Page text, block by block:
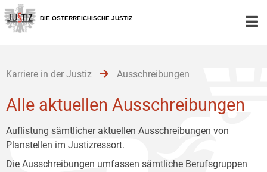
Zur
Hauptnavigation
[1]
Zum
Inhalt
[2]
Zum
Untermenü
[3]
DIE ÖSTERREICHISCHE JUSTIZ
Karriere in der Justiz Ausschreibungen
Alle aktuellen Ausschreibungen
Auflistung sämtlicher aktuellen Ausschreibungen von
Planstellen im Justizressort.
Die Ausschreibungen umfassen sämtliche Berufsgruppen